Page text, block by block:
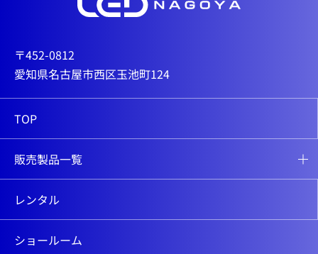
〒452-0812
愛知県名古屋市西区玉池町124
TOP
販売製品一覧
レンタル
ショールーム